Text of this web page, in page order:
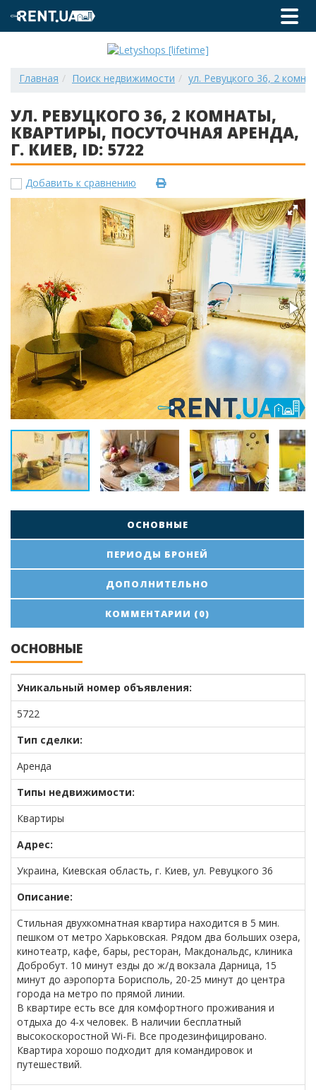
Главная Поиск недвижимости ул. Ревуцкого 36, 2
УЛ. РЕВУЦКОГО 36, 2 КОМНАТЫ,
КВАРТИРЫ, ПОСУТОЧНАЯ АРЕНДА,
Г. КИЕВ, ID: 5722
Добавить к сравнению
ОСНОВНЫЕ
ПЕРИОДЫ БРОНЕЙ
ДОПОЛНИТЕЛЬНО
КОММЕНТАРИИ (0)
ОСНОВНЫЕ
Уникальный номер объявления:
5722
Тип сделки:
Аренда
Типы недвижимости:
Квартиры
Адрес:
Украина, Киевская область, г. Киев, ул. Ревуцкого 36
Описание:
Стильная двухкомнатная квартира находится в 5 мин.
пешком от метро Харьковская. Рядом два больших озера,
кинотеатр, кафе, бары, ресторан, Макдональдс, клиника
Добробут. 10 минут езды до ж/д вокзала Дарница, 15
минут до аэропорта Борисполь, 20-25 минут до центра
города на метро по прямой линии.
В квартире есть все для комфортного проживания и
отдыха до 4-х человек. В наличии бесплатный
высокоскоростной Wi-Fi. Все продезинфицировано.
Квартира хорошо подходит для командировок и
путешествий.